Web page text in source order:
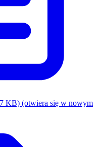
KB) (otwiera się w nowym